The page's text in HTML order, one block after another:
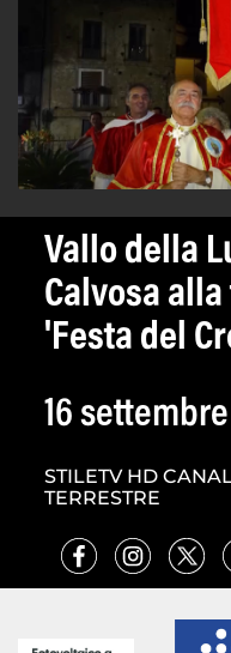
Vallo della
Calvosa
'Festa del
16
STILETV HD
TERRESTRE